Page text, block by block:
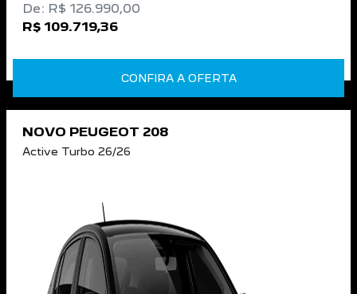
De: R$ 126.990,00
R$ 109.719,36
CONFIRA A OFERTA
NOVO PEUGEOT 208
Active Turbo 26/26